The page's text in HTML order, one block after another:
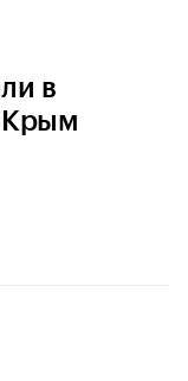
в
Крым